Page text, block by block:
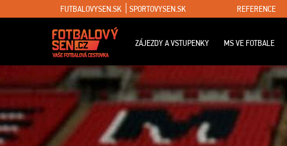
FUTBALOVYSEN.SK SPORTOVYSEN.SK REFERENCE
ZÁJEZDY A VSTUPENKY MS VE FOTBALE